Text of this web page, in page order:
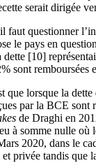
serait dirigée
faut questionner
le pays en
dette [10]
sont
que lorsque la
par la BCE
de Draghi en
à somme nulle
2020, dans le
privée tandis